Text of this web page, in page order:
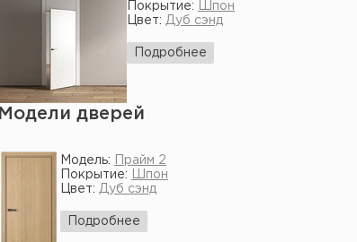
Покрытие:
Шпон
Цвет: Дуб сэнд
Подробнее
Модели дверей
Модель:
Прайм 2
Покрытие:
Шпон
Цвет: Дуб сэнд
Подробнее